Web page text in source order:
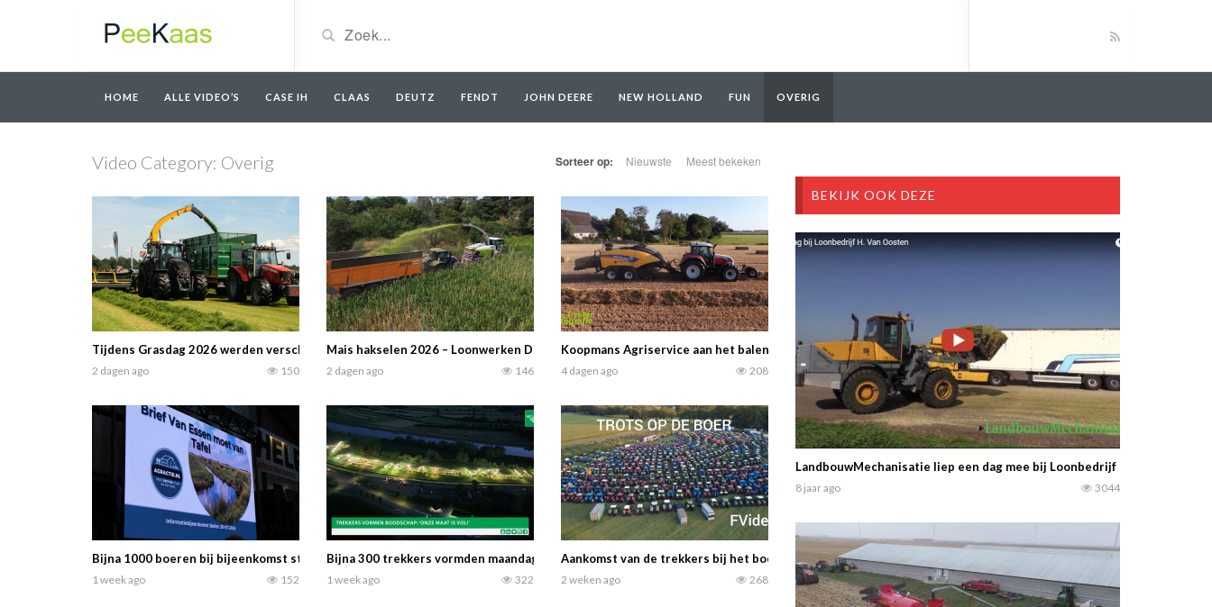
HOME ALLE VIDEO’S CASE IH CLAAS DEUTZ FENDT JOHN DEERE NEW HOLLAND FUN OVERIG
Video Category: Overig Sorteer op: Nieuwste Meest bekeken
Tijdens Grasdag 2026 werden verschillende hakselaars gedemonstreerd, afgestemd op de Nederlandse landbouwomstandigheden. De Fendt Katana 650 met Tigo-opraapwagen, de Elho Cobra
2 dagen ago 150
Mais hakselen 2026 – Loonwerken Dirk Biermans – CLAAS Jaguar 960 en New Holland & MF trekkers. SP Agrofotografie
2 dagen ago 146
Koopmans Agriservice aan het balen persen en transporteren. Steyr 6195 CVT met een New Holland BigBaler
4 dagen ago 208
Bijna 1000 boeren bij bijeenkomst stikstofbeleid in Beilen. Op het bedrijf van Seubring Bloembollen Drenthe in Beilen (Drenthe) werden bijna 1000 boeren bijgepraat over de stikstofplannen.
1 week ago 152
Bijna 300 trekkers vormden maandagavond in Zutphen ‘Onze maat is vol!’. Het was één van de protestacties tegen de stikstofbrief. ‘Het is voor
1 week ago 322
Aankomst van de trekkers bij het boerenprotest in Rossum Twente. Boeren video’s
2 weken ago 268
BEKIJK OOK DEZE
LandbouwMechanisatie liep een dag mee bij Loonbedrijf H. Van Oosten
8 jaar ago 3044